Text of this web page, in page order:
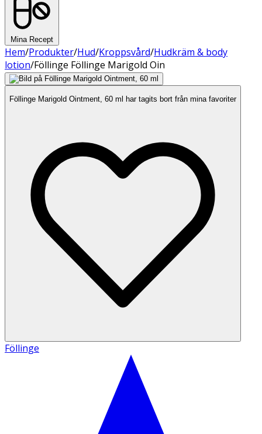
Mina Recept
Hem/Produkter/Hud/Kroppsvård/Hudkräm & body
lotion/Föllinge Föllinge Marigold Oin
Föllinge Marigold Ointment, 60 ml har tagits bort från mina favoriter
Föllinge